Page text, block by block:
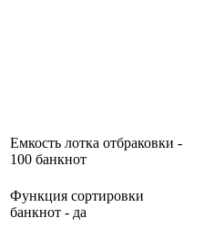
Емкость лотка отбраковки -
100 банкнот
Функция сортировки
банкнот - да